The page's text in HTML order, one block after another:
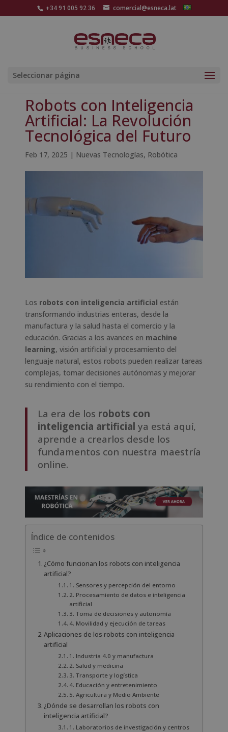
+34 91 005 92 36 comercial@esneca.lat
Seleccionar página
Robots con Inteligencia
Artificial: La Revolución
Tecnológica del Futuro
Feb 17, 2025 | Nuevas Tecnologías, Robótica
Los robots con inteligencia artificial están
transformando industrias enteras, desde la
manufactura y la salud hasta el comercio y la
educación. Gracias a los avances en machine
learning, visión artificial y procesamiento del
lenguaje natural, estos robots pueden realizar tareas
complejas, tomar decisiones autónomas y mejorar
su rendimiento con el tiempo.
La era de los robots con
inteligencia artificial ya está aquí,
aprende a crearlos desde los
fundamentos con nuestra maestría
online.
Índice de contenidos
¿Cómo funcionan los robots con inteligencia
artificial?
1. Sensores y percepción del entorno
2. Procesamiento de datos e inteligencia
artificial
3. Toma de decisiones y autonomía
4. Movilidad y ejecución de tareas
Aplicaciones de los robots con inteligencia
artificial
1. Industria 4.0 y manufactura
2. Salud y medicina
3. Transporte y logística
4. Educación y entretenimiento
5. Agricultura y Medio Ambiente
¿Dónde se desarrollan los robots con
inteligencia artificial?
1. Laboratorios de investigación y centros